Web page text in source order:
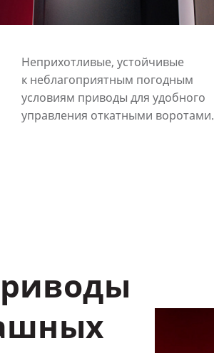
Неприхотливые, устойчивые
к неблагоприятным погодным
условиям приводы для удобного
управления откатными воротами.